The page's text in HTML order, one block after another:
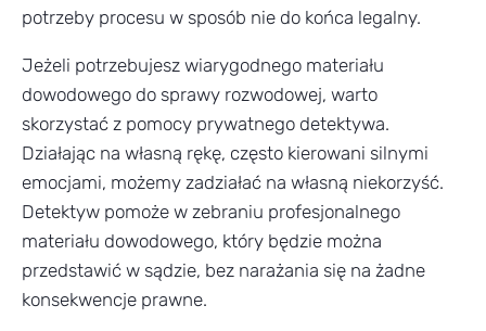
potrzeby procesu w sposób nie do końca legalny.
Jeżeli potrzebujesz wiarygodnego materiału
dowodowego do sprawy rozwodowej, warto
skorzystać z pomocy prywatnego detektywa.
Działając na własną rękę, często kierowani silnymi
emocjami, możemy zadziałać na własną niekorzyść.
Detektyw pomoże w zebraniu profesjonalnego
materiału dowodowego, który będzie można
przedstawić w sądzie, bez narażania się na żadne
konsekwencje prawne.